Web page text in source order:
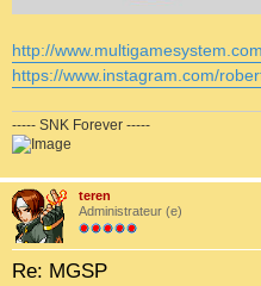
http://www.multigamesystem.com
https://www.instagram.com/
----- SNK Forever -----
teren
Administrateur (e)
Re: MGSP